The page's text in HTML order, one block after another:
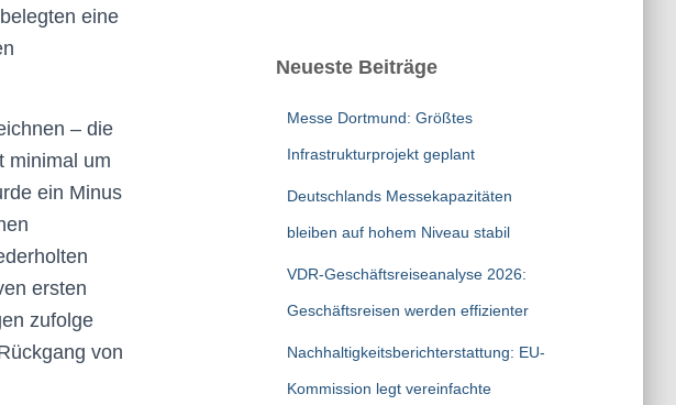
eine
– die
minimal um
ein Minus
ersten
zufolge
von
eNeueste Beiträge
Messe Dortmund: Größtes
Infrastrukturprojekt geplant
Deutschlands Messekapazitäten
bleiben auf hohem Niveau stabil
VDR-Geschäftsreiseanalyse 2026:
Geschäftsreisen werden effizienter
Nachhaltigkeitsberichterstattung: EU-
Kommission legt vereinfachte